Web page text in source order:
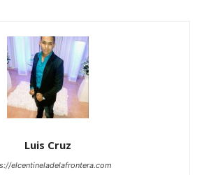
Luis Cruz
elcentineladelafrontera.com